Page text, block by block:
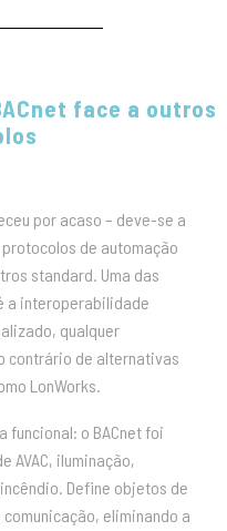
face a outros
por acaso – deve-se a
de automação
standard. Uma das
a interoperabilidade
qualquer
contrário de alternativas
LonWorks.
funcional: o BACnet foi
AVAC, iluminação,
Define objetos de
eliminando a